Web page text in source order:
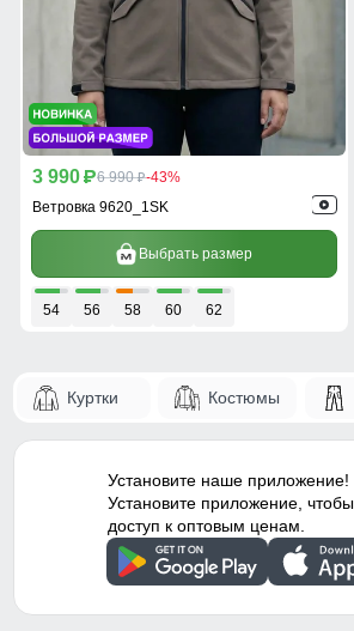
3 990 p6 990 p-43%
Ветровка 9620_1SK
Выбрать размер
54 56 58 60 62
Куртки Костюмы
Установите наше приложение!
Установите приложение,
доступ к оптовым ценам.